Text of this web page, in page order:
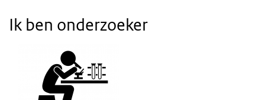
Ik ben onderzoeker